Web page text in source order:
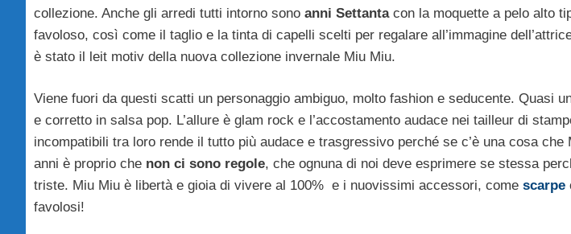
collezione. Anche gli arredi tutti intorno sono anni Settantacon la moquette a pelo alto
favoloso, così come il taglio e la tinta di capelli scelti per regalare all’immagine
è stato il leit motiv della nuova collezione invernale Miu Miu.
Viene fuori da questi scatti un personaggio ambiguo, molto fashion e seducente. Quasi
e corretto in salsa pop. L’allure è glam rock e l’accostamento audace nei tailleur di
incompatibili tra loro rende il tutto più audace e trasgressivo perché se c’è una cosa
anni è proprio che non ci sono regole, che ognuna di noi deve esprimere se stessa
triste. Miu Miu è libertà e gioia di vivere al 100% e i nuovissimi accessori, come scarpe
favolosi!